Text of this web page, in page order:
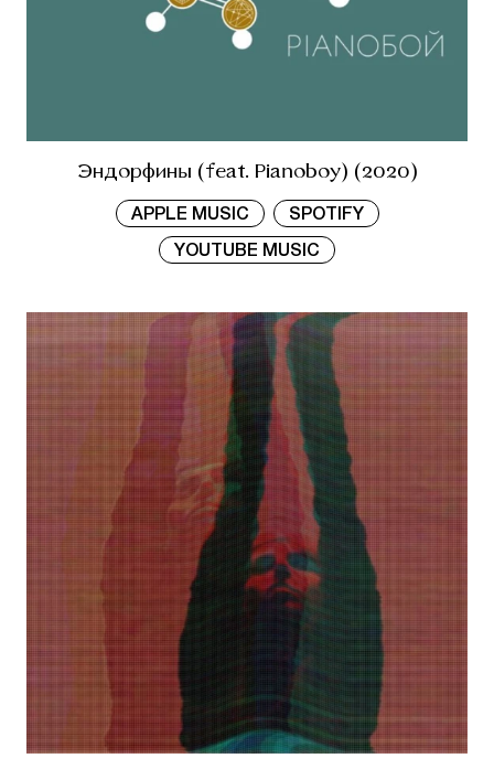
Эндорфины (feat. Pianoboy) (2020)
APPLE MUSIC SPOTIFY
YOUTUBE MUSIC